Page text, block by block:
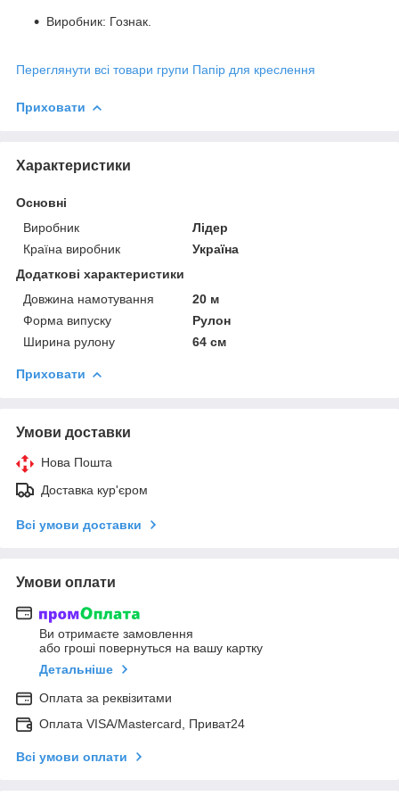
Виробник: Гознак.
Переглянути всі товари групи Папір для креслення
Приховати
Характеристики
Основні
Виробник
Лідер
Країна виробник
Україна
Додаткові характеристики
Довжина намотування
20 м
Форма випуску
Рулон
Ширина рулону
64 см
Приховати
Умови доставки
Нова Пошта
Доставка кур'єром
Всі умови доставки
Умови оплати
Ви отримаєте замовлення
або гроші повернуться на вашу картку
Детальніше
Оплата за реквізитами
Оплата VISA/Mastercard, Приват24
Всі умови оплати